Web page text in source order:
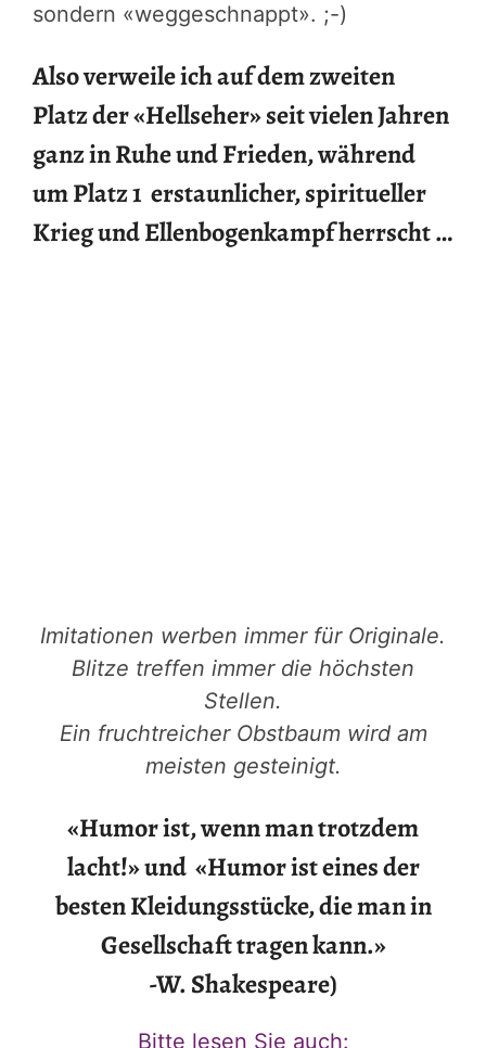
sondern «weggeschnappt». ;-)
Also verweile ich auf dem zweiten
Platz der «Hellseher» seit vielen Jahren
ganz in Ruhe und Frieden, während
um Platz 1 erstaunlicher, spiritueller
Krieg und Ellenbogenkampf herrscht …
Imitationen werben immer für Originale.
Blitze treffen immer die höchsten
Stellen.
Ein fruchtreicher Obstbaum wird am
meisten gesteinigt.
«Humor ist, wenn man trotzdem
lacht!» und «Humor ist eines der
besten Kleidungsstücke, die man in
Gesellschaft tragen kann.»
-W. Shakespeare)
Bitte lesen Sie auch: